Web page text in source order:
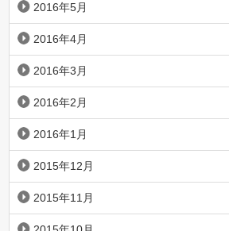
2016年5月
2016年4月
2016年3月
2016年2月
2016年1月
2015年12月
2015年11月